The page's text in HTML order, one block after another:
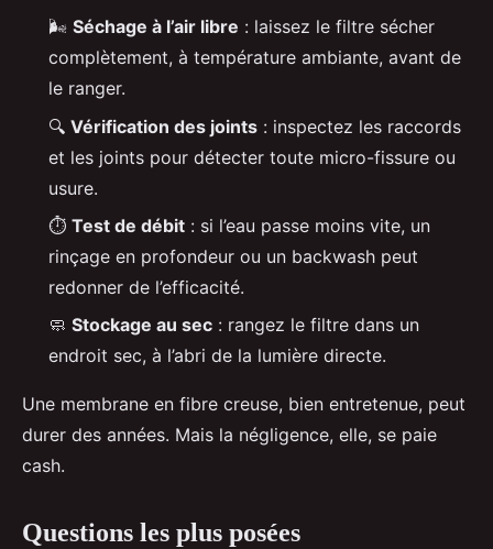
🌬️ Séchage à l’air libre : laissez le filtre sécher
complètement, à température ambiante, avant de
le ranger.
🔍 Vérification des joints : inspectez les raccords
et les joints pour détecter toute micro-fissure ou
usure.
⏱️ Test de débit : si l’eau passe moins vite, un
rinçage en profondeur ou un backwash peut
redonner de l’efficacité.
🧼 Stockage au sec : rangez le filtre dans un
endroit sec, à l’abri de la lumière directe.
Une membrane en fibre creuse, bien entretenue, peut
durer des années. Mais la négligence, elle, se paie
cash.
Questions les plus posées